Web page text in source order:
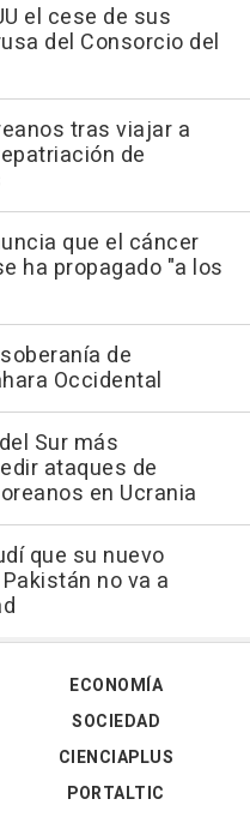
el cese de sus
del Consorcio del
tras viajar a
de
que el cáncer
ha propagado "a los
de
Occidental
Sur más
ataques de
en Ucrania
que su nuevo
no va a
ECONOMÍA
SOCIEDAD
CIENCIAPLUS
PORTALTIC